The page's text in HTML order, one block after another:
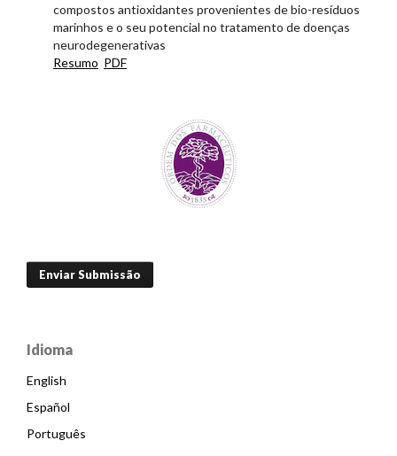
compostos antioxidantes provenientes de bio-resíduos
marinhos e o seu potencial no tratamento de doenças
neurodegenerativas
Resumo PDF
Enviar Submissão
Idioma
English
Español
Português